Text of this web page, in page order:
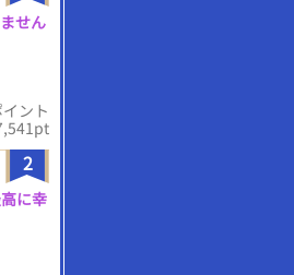
せん
ント
2
に幸